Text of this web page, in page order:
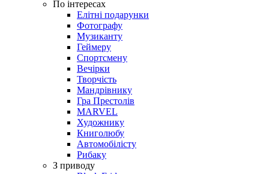
По інтересах
Елітні подарунки
Фотографу
Музиканту
Геймеру
Спортсмену
Вечірки
Творчість
Мандрівнику
Гра Престолів
MARVEL
Художнику
Книголюбу
Автомобілісту
Рибаку
З приводу